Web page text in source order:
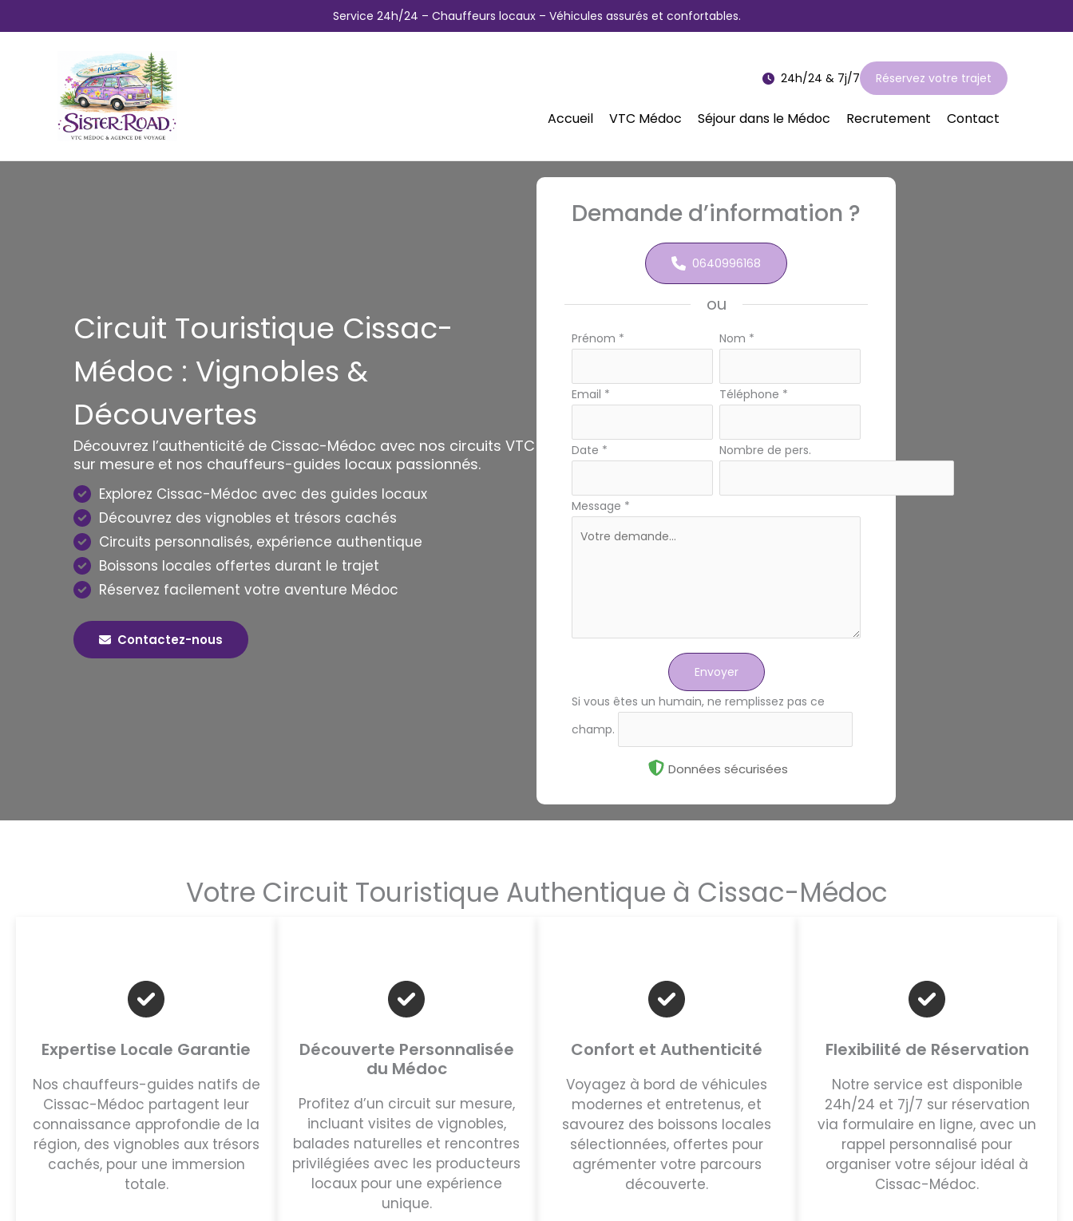
au
Service 24h/24 – Chauffeurs locaux – Véhicules assurés et confortables.
Accueil VTC Médoc Séjour dans le Médoc Recrutement Contact
24h/24 & 7j/7 Réservez votre trajet
Circuit Touristique Cissac-
Médoc : Vignobles &
Découvertes
Découvrez l’authenticité de Cissac-Médoc avec nos circuits VTC
sur mesure et nos chauffeurs-guides locaux passionnés.
Explorez Cissac-Médoc avec des guides locaux
Découvrez des vignobles et trésors cachés
Circuits personnalisés, expérience authentique
Boissons locales offertes durant le trajet
Réservez facilement votre aventure Médoc
Contactez-nous
Demande d’information ?
0640996168
ou
Formulaire
avec
téléphone
Prénom * Nom *
Email * Téléphone *
Date * Nombre de pers.
Message *
Envoyer
Si vous êtes un humain, ne remplissez pas ce
champ.
Données sécurisées
Votre Circuit Touristique Authentique à Cissac-Médoc
Expertise Locale Garantie
Nos chauffeurs-guides natifs de
Cissac-Médoc partagent leur
connaissance approfondie de la
région, des vignobles aux trésors
cachés, pour une immersion
totale.
Découverte Personnalisée
du Médoc
Profitez d’un circuit sur mesure,
incluant visites de vignobles,
balades naturelles et rencontres
privilégiées avec les producteurs
locaux pour une expérience
unique.
Confort et Authenticité
Voyagez à bord de véhicules
modernes et entretenus, et
savourez des boissons locales
sélectionnées, offertes pour
agrémenter votre parcours
découverte.
Flexibilité de Réservation
Notre service est disponible
24h/24 et 7j/7 sur réservation
via formulaire en ligne, avec un
rappel personnalisé pour
organiser votre séjour idéal à
Cissac-Médoc.